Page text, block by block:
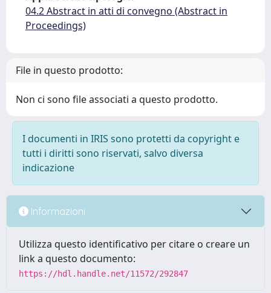
04.2 Abstract in atti di convegno (Abstract in
Proceedings)
File in questo prodotto:
Non ci sono file associati a questo prodotto.
I documenti in IRIS sono protetti da copyright e
tutti i diritti sono riservati, salvo diversa
indicazione
Informazioni
Utilizza questo identificativo per citare o creare un
link a questo documento:
https://hdl.handle.net/11572/292847